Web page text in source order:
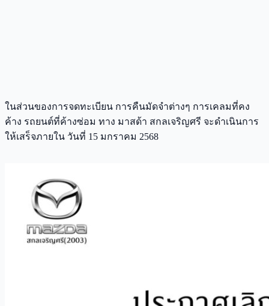
ในส่วนของการจดทะเบียน การคืนมัดจำต่างๆ การเคลมที่คง
ค้าง รถยนต์ที่ค้างซ่อม ทาง มาสด้า สกลเจริญศรี จะดำเนินการ
ให้เสร็จภายใน วันที่ 15 มกราคม 2568